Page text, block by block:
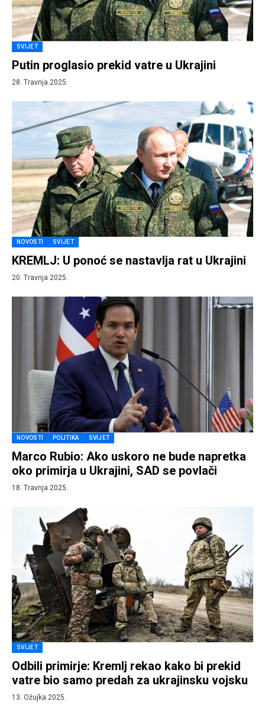
SVIJET
Putin proglasio prekid vatre u Ukrajini
28. Travnja 2025.
NOVOSTI SVIJET
KREMLJ: U ponoć se nastavlja rat u Ukrajini
20. Travnja 2025.
NOVOSTI POLITIKA SVIJET
Marco Rubio: Ako uskoro ne bude napretka
oko primirja u Ukrajini, SAD se povlači
18. Travnja 2025.
SVIJET
Odbili primirje: Kremlj rekao kako bi prekid
vatre bio samo predah za ukrajinsku vojsku
13. Ožujka 2025.